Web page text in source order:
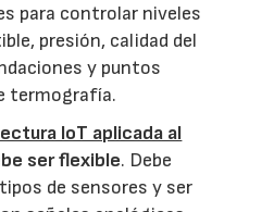
para controlar niveles
presión, calidad del
y puntos
termografía.
IoT aplicada al
ser flexible. Debe
de sensores y ser